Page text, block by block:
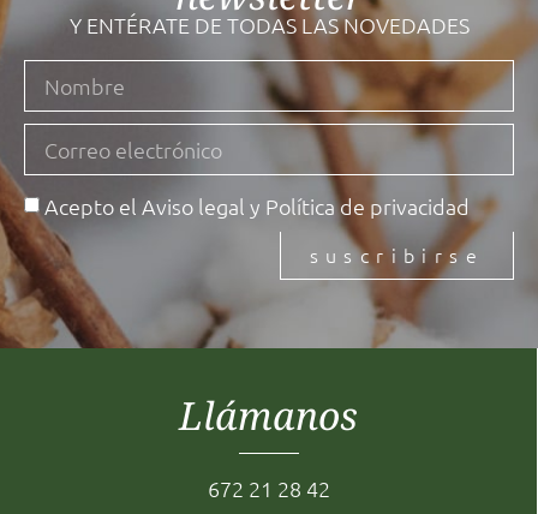
Y ENTÉRATE DE TODAS LAS NOVEDADES
Acepto el Aviso legal y Política de privacidad
suscribirse
Llámanos
672 21 28 42